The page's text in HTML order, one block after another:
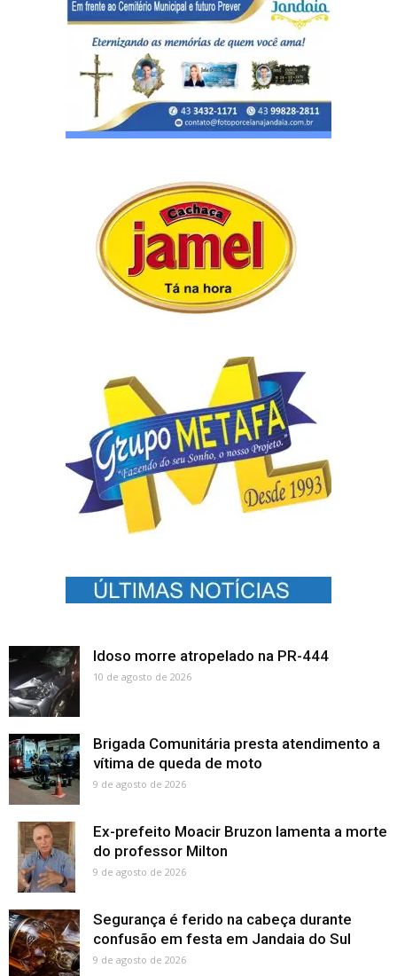
Idoso morre atropelado na PR-444
10 de agosto de 2026
Brigada Comunitária presta atendimento a
vítima de queda de moto
9 de agosto de 2026
Ex-prefeito Moacir Bruzon lamenta a morte
do professor Milton
9 de agosto de 2026
Segurança é ferido na cabeça durante
confusão em festa em Jandaia do Sul
9 de agosto de 2026